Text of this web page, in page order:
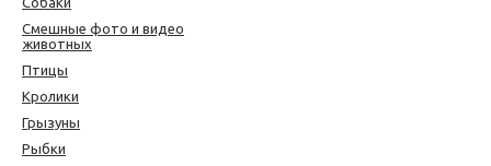
Смешные фото и видео
животных
Птицы
Кролики
Грызуны
Рыбки